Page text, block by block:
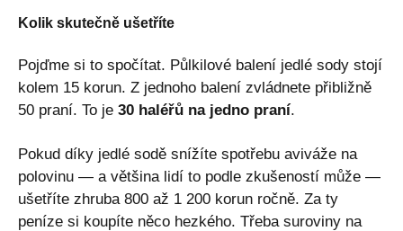
Kolik skutečně ušetříte
Pojďme si to spočítat. Půlkilové balení jedlé sody stojí
kolem 15 korun. Z jednoho balení zvládnete přibližně
50 praní. To je 30 haléřů na jedno praní.
Pokud díky jedlé sodě snížíte spotřebu aviváže na
polovinu — a většina lidí to podle zkušeností může —
ušetříte zhruba 800 až 1 200 korun ročně. Za ty
peníze si koupíte něco hezkého. Třeba suroviny na